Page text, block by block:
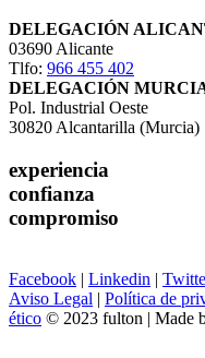
DELEGACIÓN
03690 Alicante
Tlfo: 966 455 402
DELEGACIÓN
Pol. Industrial Oeste
30820 Alcantarilla (Murcia)
experiencia
confianza
compromiso
Facebook | Linkedin |
Aviso Legal | Política de
ético © 2023 fulton | Made